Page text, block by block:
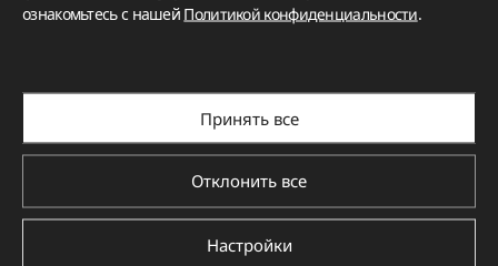
ознакомьтесь с нашей Политикой конфиденциальности.
Принять все
Отклонить все
Настройки